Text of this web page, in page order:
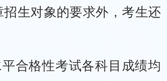
招生对象的要求外，考生还
合格性考试各科目成绩均